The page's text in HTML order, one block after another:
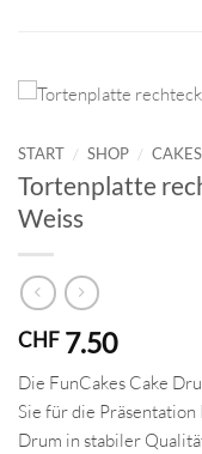
START / SHOP / CAKES
Tortenplatte
Weiss
CHF 7.50
Die FunCakes Cake
Sie für die
Drum in stabiler